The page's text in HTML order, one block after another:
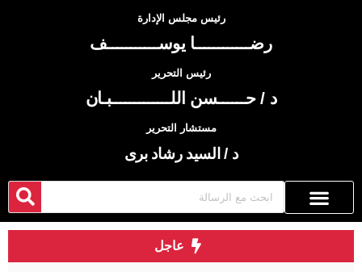
رئيس مجلس الإدارة
رضــــــــــــا يوســـــــــــف
رئيس التحرير
د / حــــــسن اللـــــــــــــبـان
مستشار التحرير
د / السيد رشاد برى
عاجل